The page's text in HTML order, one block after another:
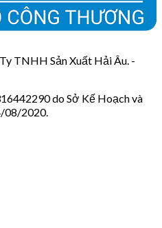
TNHH Sản Xuất Hải Âu. -
do Sở Kế Hoạch và
08/2020.